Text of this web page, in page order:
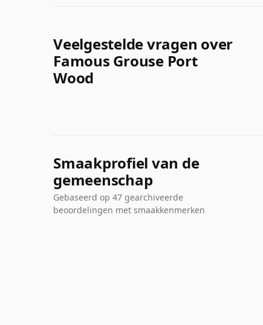
Veelgestelde vragen over
Famous Grouse Port
Wood
Smaakprofiel van de
gemeenschap
Gebaseerd op 47 gearchiveerde
beoordelingen met smaakkenmerken